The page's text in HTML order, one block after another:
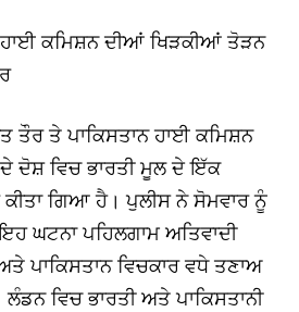
ਹਾਈ ਕਮਿਸ਼ਨ ਦੀਆਂ ਖਿੜਕੀਆਂ ਤੋੜਨ
ਤੌਰ ਤੇ ਪਾਕਿਸਤਾਨ ਹਾਈ ਕਮਿਸ਼ਨ
ਦੋਸ਼ ਵਿਚ ਭਾਰਤੀ ਮੂਲ ਦੇ ਇੱਕ
ਗਿਆ ਹੈ। ਪੁਲੀਸ ਨੇ ਸੋਮਵਾਰ ਨੂੰ
ਘਟਨਾ ਪਹਿਲਗਾਮ ਅਤਿਵਾਦੀ
ਪਾਕਿਸਤਾਨ ਵਿਚਕਾਰ ਵਧੇ ਤਣਾਅ
ਵਿਚ ਭਾਰਤੀ ਅਤੇ ਪਾਕਿਸਤਾਨੀ